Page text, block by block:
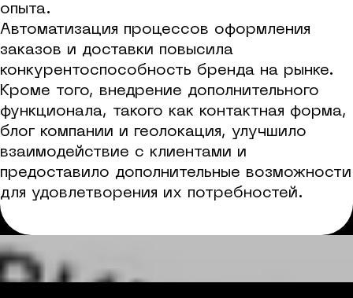
опыта.
Автоматизация процессов оформления
заказов и доставки повысила
конкурентоспособность бренда на рынке.
Кроме того, внедрение дополнительного
функционала, такого как контактная форма,
блог компании и геолокация, улучшило
взаимодействие с клиентами и
предоставило дополнительные возможности
для удовлетворения их потребностей.